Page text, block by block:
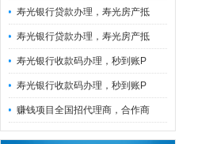
寿光银行贷款办理，寿光房产抵
寿光银行贷款办理，寿光房产抵
寿光银行收款码办理，秒到账P
寿光银行收款码办理，秒到账P
赚钱项目全国招代理商，合作商